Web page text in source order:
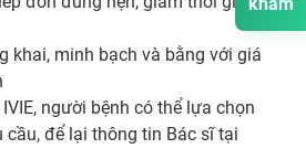
khai, minh bạch và bằng với giá
người bệnh có thể lựa chọn
cầu, để lại thông tin Bác sĩ tại